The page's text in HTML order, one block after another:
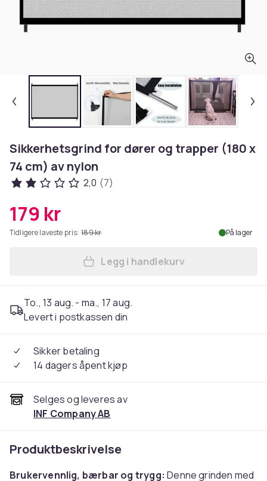
Sikkerhetsgrind for dører og trapper (180 x
74 cm) av nylon
2,0 (7)
179 kr
Tidligere laveste pris: 189 kr På lager
Legg Sikkerhetsgrind for
Legg i handlekurv
To., 13 aug. - ma., 17 aug.
Levert i postkassen din
Sikker betaling
14 dagers åpent kjøp
Selges og leveres av
INF Company AB
Produktbeskrivelse
Brukervennlig, bærbar og trygg: Denne grinden med